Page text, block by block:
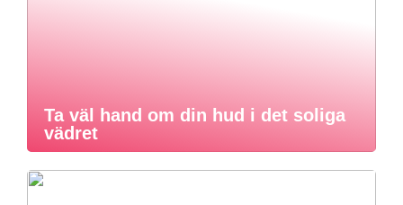
Ta väl hand om din hud i det soliga
vädret